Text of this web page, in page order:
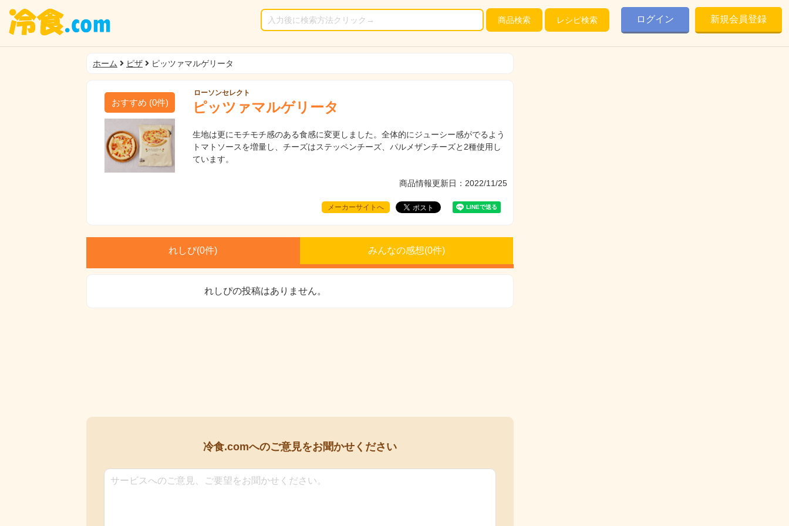
商品検索 レシピ検索 ログイン 新規会員登録
ホーム ピザ ピッツァマルゲリータ
おすすめ (0件)
ローソンセレクト
ピッツァマルゲリータ
生地は更にモチモチ感のある食感に変更しました。全体的にジューシー感がでるよう
トマトソースを増量し、チーズはステッペンチーズ、パルメザンチーズと2種使用し
ています。
商品情報更新日：2022/11/25
メーカーサイトへ
れしぴ(0件) みんなの感想(0件)
れしぴの投稿はありません。
冷食.comへのご意見をお聞かせください